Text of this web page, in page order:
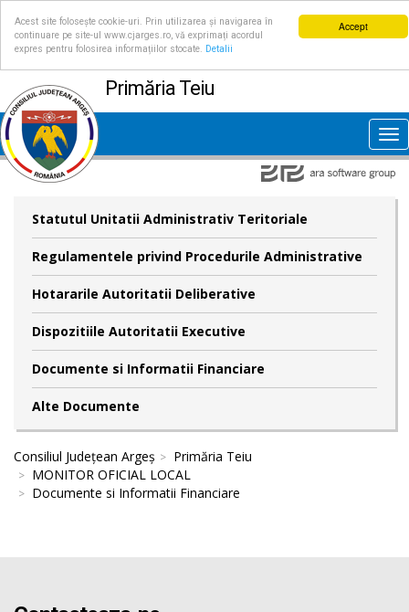
Accept
Acest site folosește cookie-uri. Prin utilizarea și navigarea în
continuare pe site-ul www.cjarges.ro, vă exprimați acordul
expres pentru folosirea informațiilor stocate.
Detalii
Primăria Teiu
Statutul Unitatii Administrativ Teritoriale
Regulamentele privind Procedurile Administrative
Hotararile Autoritatii Deliberative
Dispozitiile Autoritatii Executive
Documente si Informatii Financiare
Alte Documente
Consiliul Județean Argeș
Primăria Teiu
MONITOR OFICIAL LOCAL
Documente si Informatii Financiare